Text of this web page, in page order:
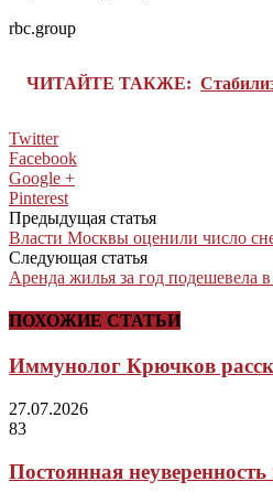
rbc.group
ЧИТАЙТЕ ТАКЖЕ:
Twitter
Facebook
Google +
Pinterest
Предыдущая статья
Власти Москвы оценили число
Следующая статья
Аренда жилья за год подешевела
ПОХОЖИЕ СТАТЬИ
Иммунолог Крючков
27.07.2026
83
Постоянная